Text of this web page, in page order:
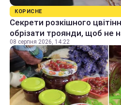
КОРИСНЕ
Секрети розкішного
обрізати троянди, щоб не
08 серпня 2026, 14:22